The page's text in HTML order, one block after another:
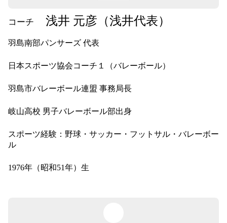
コーチ 浅井 元彦（浅井代表）
羽島南部パンサーズ 代表
日本スポーツ協会コーチ１（バレーボール）
羽島市バレーボール連盟 事務局長
岐山高校 男子バレーボール部出身
スポーツ経験：野球・サッカー・フットサル・バレーボー
ル
1976年（昭和51年）生